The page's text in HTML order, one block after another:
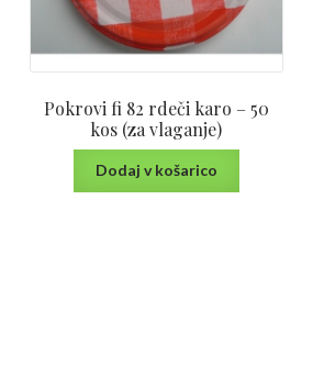
Pokrovi fi 82 rdeči karo – 50
kos (za vlaganje)
Dodaj v košarico